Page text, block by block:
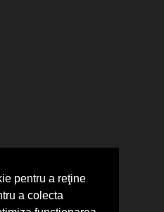
pentru a reţine
a colecta